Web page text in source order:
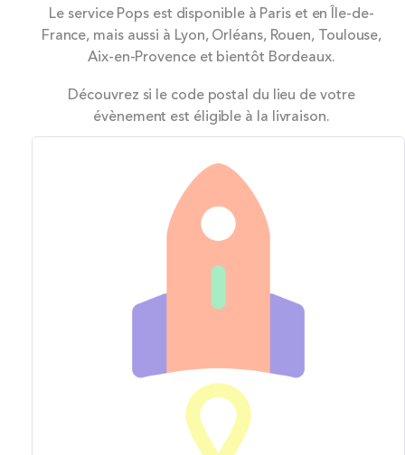
Le service Pops est disponible à Paris et en Île-de-
France, mais aussi à Lyon, Orléans, Rouen, Toulouse,
Aix-en-Provence et bientôt Bordeaux.
Découvrez si le code postal du lieu de votre
évènement est éligible à la livraison.